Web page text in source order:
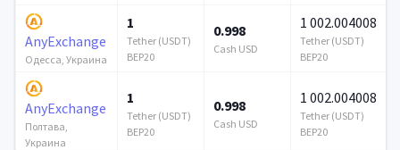
AnyExchange
Одесса, Украина
1
Tether (USDT)
BEP20
0.998
Cash USD
1 002.004008
Tether (USDT)
BEP20
AnyExchange
Полтава,
Украина
1
Tether (USDT)
BEP20
0.998
Cash USD
1 002.004008
Tether (USDT)
BEP20